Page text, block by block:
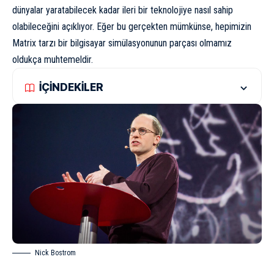
dünyalar yaratabilecek kadar ileri bir teknolojiye nasıl sahip
olabileceğini açıklıyor. Eğer bu gerçekten mümkünse, hepimizin
Matrix tarzı bir bilgisayar simülasyonunun parçası olmamız
oldukça muhtemeldir.
İÇİNDEKİLER
Nick Bostrom